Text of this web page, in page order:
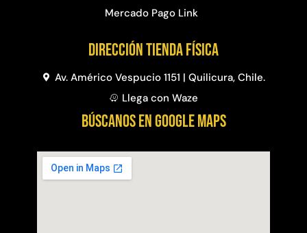
Mercado Pago Link
Dirección Tienda física
Av. Américo Vespucio 1151 | Quilicura, Chile.
Llega con Waze
BÚSCANOS EN GOOGLE MAPS